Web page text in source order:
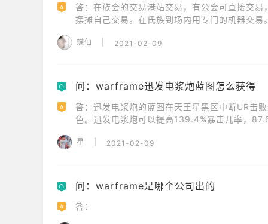
A
答：在族会的交易港站交易，有公会可直接交
摆摊自己交易。在氏族到场内用专门的机器交易。
蝶仙 2021-02-09
Q 问：warframe迅发电浆炮蓝图怎么获得
A
答：迅发电浆炮的蓝图在天王星黑区中断UR击
色。迅发电浆炮可以提高139.4%暴击几率，
星 2021-02-09
Q 问：warframe是哪个公司出的
A 答：